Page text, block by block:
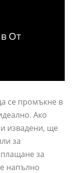
От
се промъкне в
Ако
извадени, ще
за
за
напълно